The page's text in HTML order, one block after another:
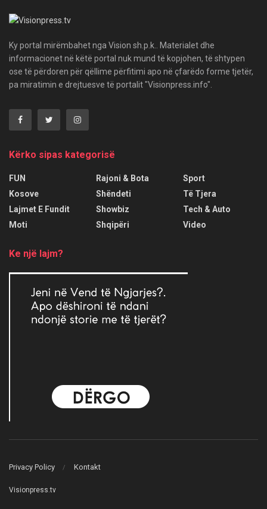
Ky portal mirëmbahet nga Vision sh.p.k.. Materialet dhe
informacionet në këtë portal nuk mund të kopjohen, të shtypen
ose të përdoren për qëllime përfitimi apo në çfarëdo forme tjetër,
pa miratimin e drejtuesve të portalit "Visionpress.info".
Kërko sipas kategorisë
FUN
Kosove
Lajmet E Fundit
Moti
Rajoni & Bota
Shëndeti
Showbiz
Shqipëri
Sport
Të Tjera
Tech & Auto
Video
Ke një lajm?
Privacy Policy Kontakt
Visionpress.tv